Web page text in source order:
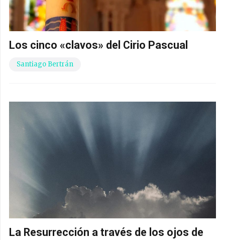
Los cinco «clavos» del Cirio Pascual
Santiago Bertrán
La Resurrección a través de los ojos de